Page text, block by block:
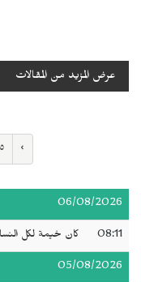
عرض المزيد من المقالات
٥ ›
06/08/2026
08:11 كان خيمة لكل
05/08/2026